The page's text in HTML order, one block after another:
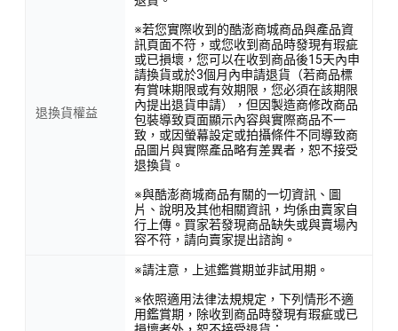
退換貨權益
※若您實際收到的酷澎商城商品與產品資
訊頁面不符，或您收到商品時發現有瑕疵
或已損壞，您可以在收到商品後15天內申
請換貨或於3個月內申請退貨（若商品標
有賞味期限或有效期限，您必須在該期限
內提出退貨申請），但因製造商修改商品
包裝導致頁面顯示內容與實際商品不一
致，或因螢幕設定或拍攝條件不同導致商
品圖片與實際產品略有差異者，恕不接受
退換貨。
※與酷澎商城商品有關的一切資訊、圖
片、說明及其他相關資訊，均係由賣家自
行上傳。買家若發現商品缺失或與賣場內
容不符，請向賣家提出諮詢。
※請注意，上述鑑賞期並非試用期。
※依照適用法律法規規定，下列情形不適
用鑑賞期，除收到商品時發現有瑕疵或已